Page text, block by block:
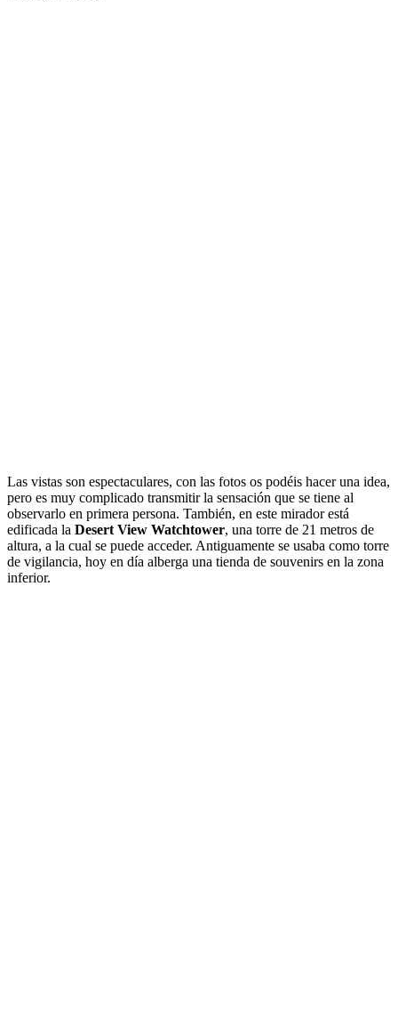
Las vistas son espectaculares, con las fotos os podéis hacer una idea,
pero es muy complicado transmitir la sensación que se tiene al
observarlo en primera persona. También, en este mirador está
edificada la Desert View Watchtower, una torre de 21 metros de
altura, a la cual se puede acceder. Antiguamente se usaba como torre
de vigilancia, hoy en día alberga una tienda de souvenirs en la zona
inferior.